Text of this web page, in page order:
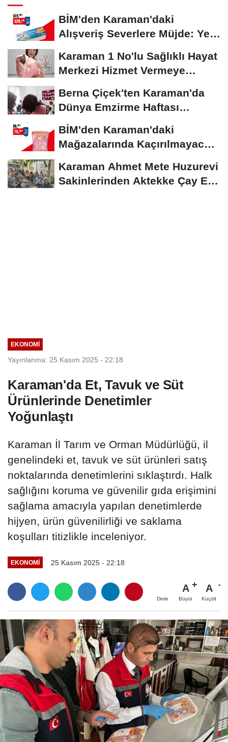
BİM'den Karaman'daki
Alışveriş Severlere Müjde: Yeni
Karaman 1 No'lu Sağlıklı Hayat
Merkezi Hizmet Vermeye
Berna Çiçek'ten Karaman'da
Dünya Emzirme Haftası
Etkinliğine Ziyaret
BİM'den Karaman'daki
Mağazalarında Kaçırılmayacak
Karaman Ahmet Mete Huzurevi
Sakinlerinden Aktekke Çay Evi
EKONOMI
Yayınlanma: 25 Kasım 2025 - 22:18
Karaman'da Et, Tavuk ve Süt
Ürünlerinde Denetimler
Yoğunlaştı
Karaman İl Tarım ve Orman Müdürlüğü, il
genelindeki et, tavuk ve süt ürünleri satış
noktalarında denetimlerini sıklaştırdı. Halk
sağlığını koruma ve güvenilir gıda erişimini
sağlama amacıyla yapılan denetimlerde
hijyen, ürün güvenilirliği ve saklama
koşulları titizlikle inceleniyor.
EKONOMI 25 Kasım 2025 - 22:18
Dinle
A
Büyüt
A
Küçült